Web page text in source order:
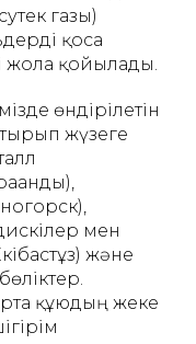
газы)
қоса
жолға қойылады.
өндірілетін
жүзеге
мен
және
құюдың жеке